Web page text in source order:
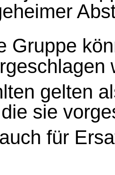
Gruppe
gelten
sie
für